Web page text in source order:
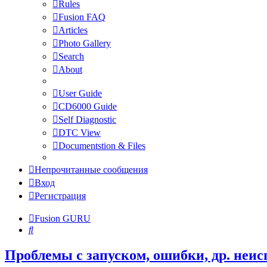
Rules
Fusion FAQ
Articles
Photo Gallery
Search
About
User Guide
CD6000 Guide
Self Diagnostic
DTC View
Documentstion & Files
Непрочитанные сообщения
Вход
Регистрация
Fusion GURU
Поиск
Проблемы с запуском, ошибки, др.